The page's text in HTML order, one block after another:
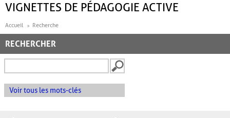
VIGNETTES DE PÉDAGOGIE ACTIVE
Accueil Recherche
RECHERCHER
Voir tous les mots-clés